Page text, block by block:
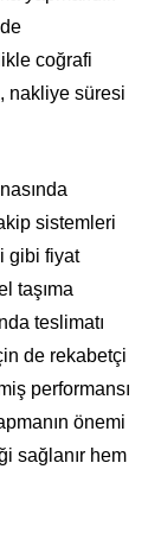
coğrafi
nakliye süresi
sistemleri
gibi fiyat
taşıma
teslimatı
de rekabetçi
performansı
önemi
sağlanır hem